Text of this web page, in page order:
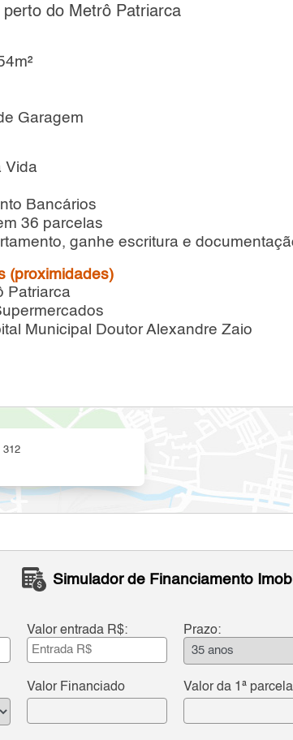
do Metrô Patriarca
Garagem
Vida
Bancários
36 parcelas
ganhe escritura e
(proximidades)
Patriarca
Municipal Doutor Alexandre Zaio
312
Simulador de Financiamento
Valor entrada R$: Prazo:
Valor Financiado Valor da 1ª parcela